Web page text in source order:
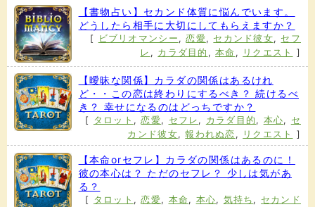
【書物占い】セカンド体質に悩んでいます。
どうしたら相手に大切にしてもらえますか？
[ ビブリオマンシー ,恋愛, セカンド彼女, セフ
レ , カラダ目的 ,本命 , リクエスト ]
【曖昧な関係】カラダの関係はあるけれ
ど・・この恋は終わりにするべき？ 続けるべ
き？ 幸せになるのはどっちですか？
[ タロット ,恋愛, セフレ , カラダ目的 , 本心, セ
カンド彼女,報われぬ恋 , リクエスト ]
【本命orセフレ】カラダの関係はあるのに！
彼の本心は？ ただのセフレ？ 少しは気があ
る？
[ タロット ,恋愛, 本命 , 本心, 気持ち , セカンド